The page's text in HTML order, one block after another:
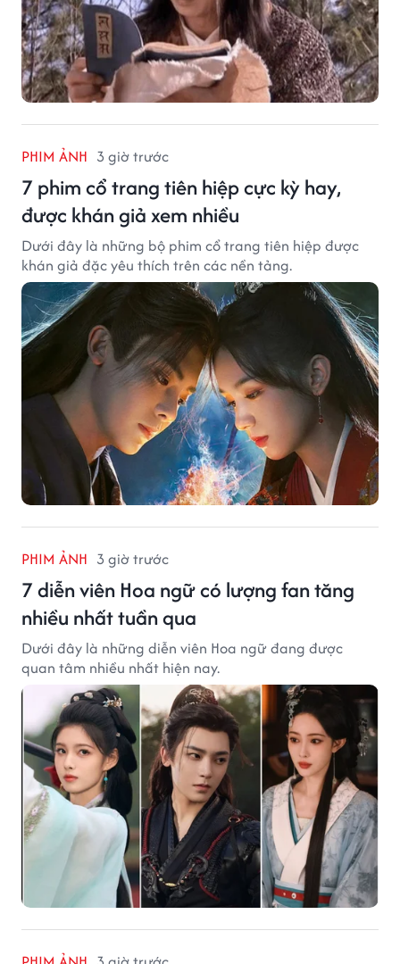
PHIM ẢNH 3 giờ trước
7 phim cổ trang tiên hiệp cực kỳ hay,
được khán giả xem nhiều
Dưới đây là những bộ phim cổ trang tiên hiệp được
khán giả đặc yêu thích trên các nền tảng.
PHIM ẢNH 3 giờ trước
7 diễn viên Hoa ngữ có lượng fan tăng
nhiều nhất tuần qua
Dưới đây là những diễn viên Hoa ngữ đang được
quan tâm nhiều nhất hiện nay.